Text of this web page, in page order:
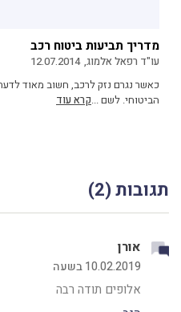
מדריך תביעות ביטוח רכב
עו"ד רפאל אלמוג, 12.07.2014
כאשר נגרם נזק לרכב, חשוב מאוד
הביטוחי. לשם ...קרא עוד
תגובות (2)
אורן
10.02.2019 בשעה
אלופים תודה רבה